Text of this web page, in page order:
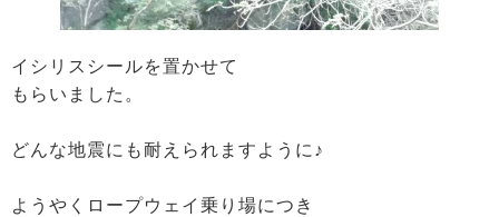
イシリスシールを置かせて
もらいました。
どんな地震にも耐えられますように♪
ようやくロープウェイ乗り場につき